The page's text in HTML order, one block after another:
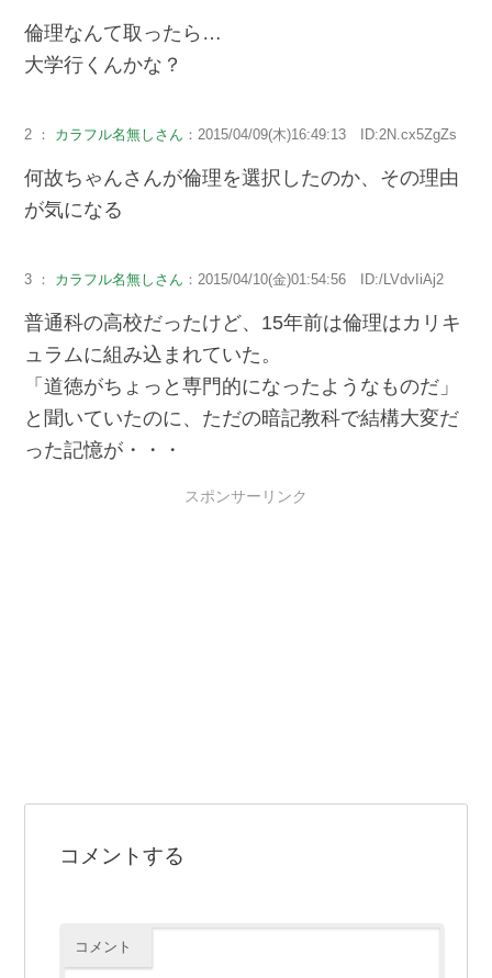
倫理なんて取ったら…
大学行くんかな？
2 ： カラフル名無しさん ：2015/04/09(木)16:49:13 ID:2N.cx5ZgZs
何故ちゃんさんが倫理を選択したのか、その理由
が気になる
3 ： カラフル名無しさん ：2015/04/10(金)01:54:56 ID:/LVdvIiAj2
普通科の高校だったけど、15年前は倫理はカリキ
ュラムに組み込まれていた。
「道徳がちょっと専門的になったようなものだ」
と聞いていたのに、ただの暗記教科で結構大変だ
った記憶が・・・
スポンサーリンク
コメントする
コメント